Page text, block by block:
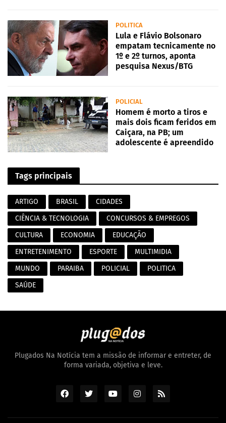
POLITICA
Lula e Flávio Bolsonaro
empatam tecnicamente no
1º e 2º turnos, aponta
pesquisa Nexus/BTG
POLICIAL
Homem é morto a tiros e
mais dois ficam feridos em
Caiçara, na PB; um
adolescente é apreendido
Tags principais
ARTIGO BRASIL
CIDADES
CIÊNCIA & TECNOLOGIA
CONCURSOS & EMPREGOS
CULTURA
ECONOMIA
EDUCAÇÃO
ENTRETENIMENTO
ESPORTE
MULTIMIDIA
MUNDO
PARAIBA POLICIAL
POLITICA
SAÚDE
Plugados Na Notícia tem a missão de informar e entreter, de
forma variada, objetiva e leve.